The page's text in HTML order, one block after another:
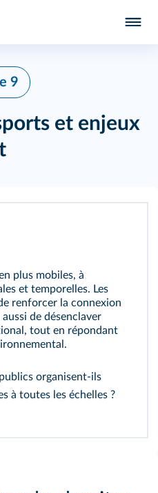
9
et enjeux
plus mobiles, à
et temporelles. Les
renforcer la connexion
de désenclaver
tout en répondant
organisent-ils
à toutes les échelles ?